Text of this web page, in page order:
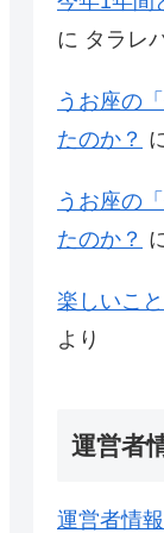
に タラレ
うお座の
たのか？
うお座の
たのか？
楽しいこ
より
運営者
運営者情